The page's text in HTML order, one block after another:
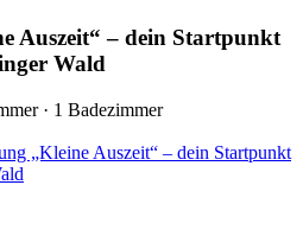
Auszeit“ – dein Startpunkt
Wald
· 1 Badezimmer
„Kleine Auszeit“ – dein Startpunkt